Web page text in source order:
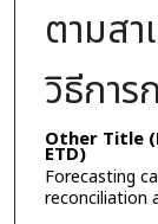
ตามส
วิธีการ
Other Title
ETD)
Forecasting
reconciliation